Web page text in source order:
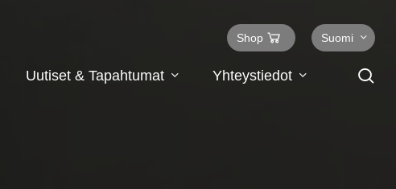
Shop Suomi
Uutiset & Tapahtumat Yhteystiedot